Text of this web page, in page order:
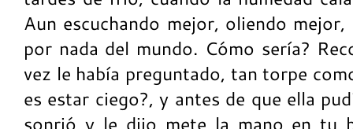
Aun escuchando mejor, oliendo
por nada del mundo. Cómo sería?
vez le había preguntado, tan torpe
es estar ciego?, y antes de que ella
sonrió y le dijo mete la mano en tu